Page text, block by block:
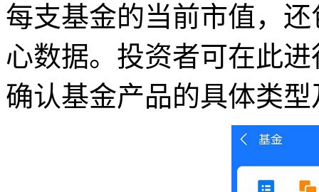
每支基金的当前市值，
心数据。投资者可在此
确认基金产品的具体类